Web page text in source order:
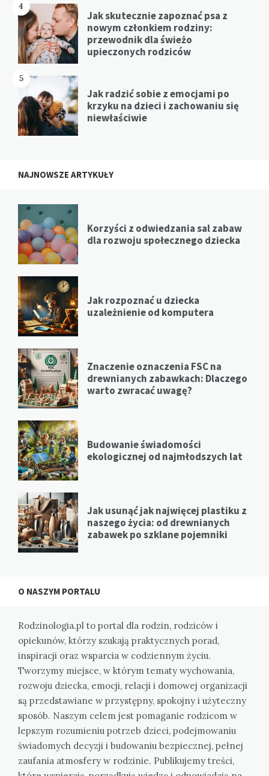
4
Jak skutecznie zapoznać psa z
nowym członkiem rodziny:
przewodnik dla świeżo
upieczonych rodziców
5
Jak radzić sobie z emocjami po
krzyku na dzieci i zachowaniu się
niewłaściwie
NAJNOWSZE ARTYKUŁY
Korzyści z odwiedzania sal zabaw
dla rozwoju społecznego dziecka
Jak rozpoznać u dziecka
uzależnienie od komputera
Znaczenie oznaczenia FSC na
drewnianych zabawkach: Dlaczego
warto zwracać uwagę?
Budowanie świadomości
ekologicznej od najmłodszych lat
Jak usunąć jak najwięcej plastiku z
naszego życia: od drewnianych
zabawek po szklane pojemniki
O NASZYM PORTALU
Rodzinologia.pl to portal dla rodzin, rodziców i
opiekunów, którzy szukają praktycznych porad,
inspiracji oraz wsparcia w codziennym życiu.
Tworzymy miejsce, w którym tematy wychowania,
rozwoju dziecka, emocji, relacji i domowej organizacji
są przedstawiane w przystępny, spokojny i użyteczny
sposób. Naszym celem jest pomaganie rodzicom w
lepszym rozumieniu potrzeb dzieci, podejmowaniu
świadomych decyzji i budowaniu bezpiecznej, pełnej
zaufania atmosfery w rodzinie. Publikujemy treści,